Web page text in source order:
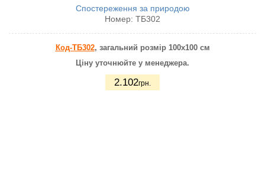
Спостереження за природою
Номер: ТБ302
Код-ТБ302, загальний розмір 100х100 см
Ціну уточнюйте у менеджера.
2.102грн.